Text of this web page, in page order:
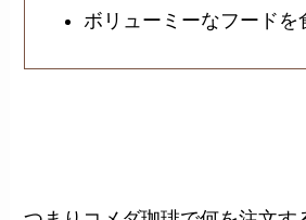
ボリューミーなフードを